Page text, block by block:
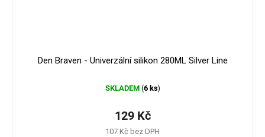
Den Braven - Univerzální silikon 280ML Silver Line
SKLADEM (6 ks)
107 Kč bez DPH
129 Kč